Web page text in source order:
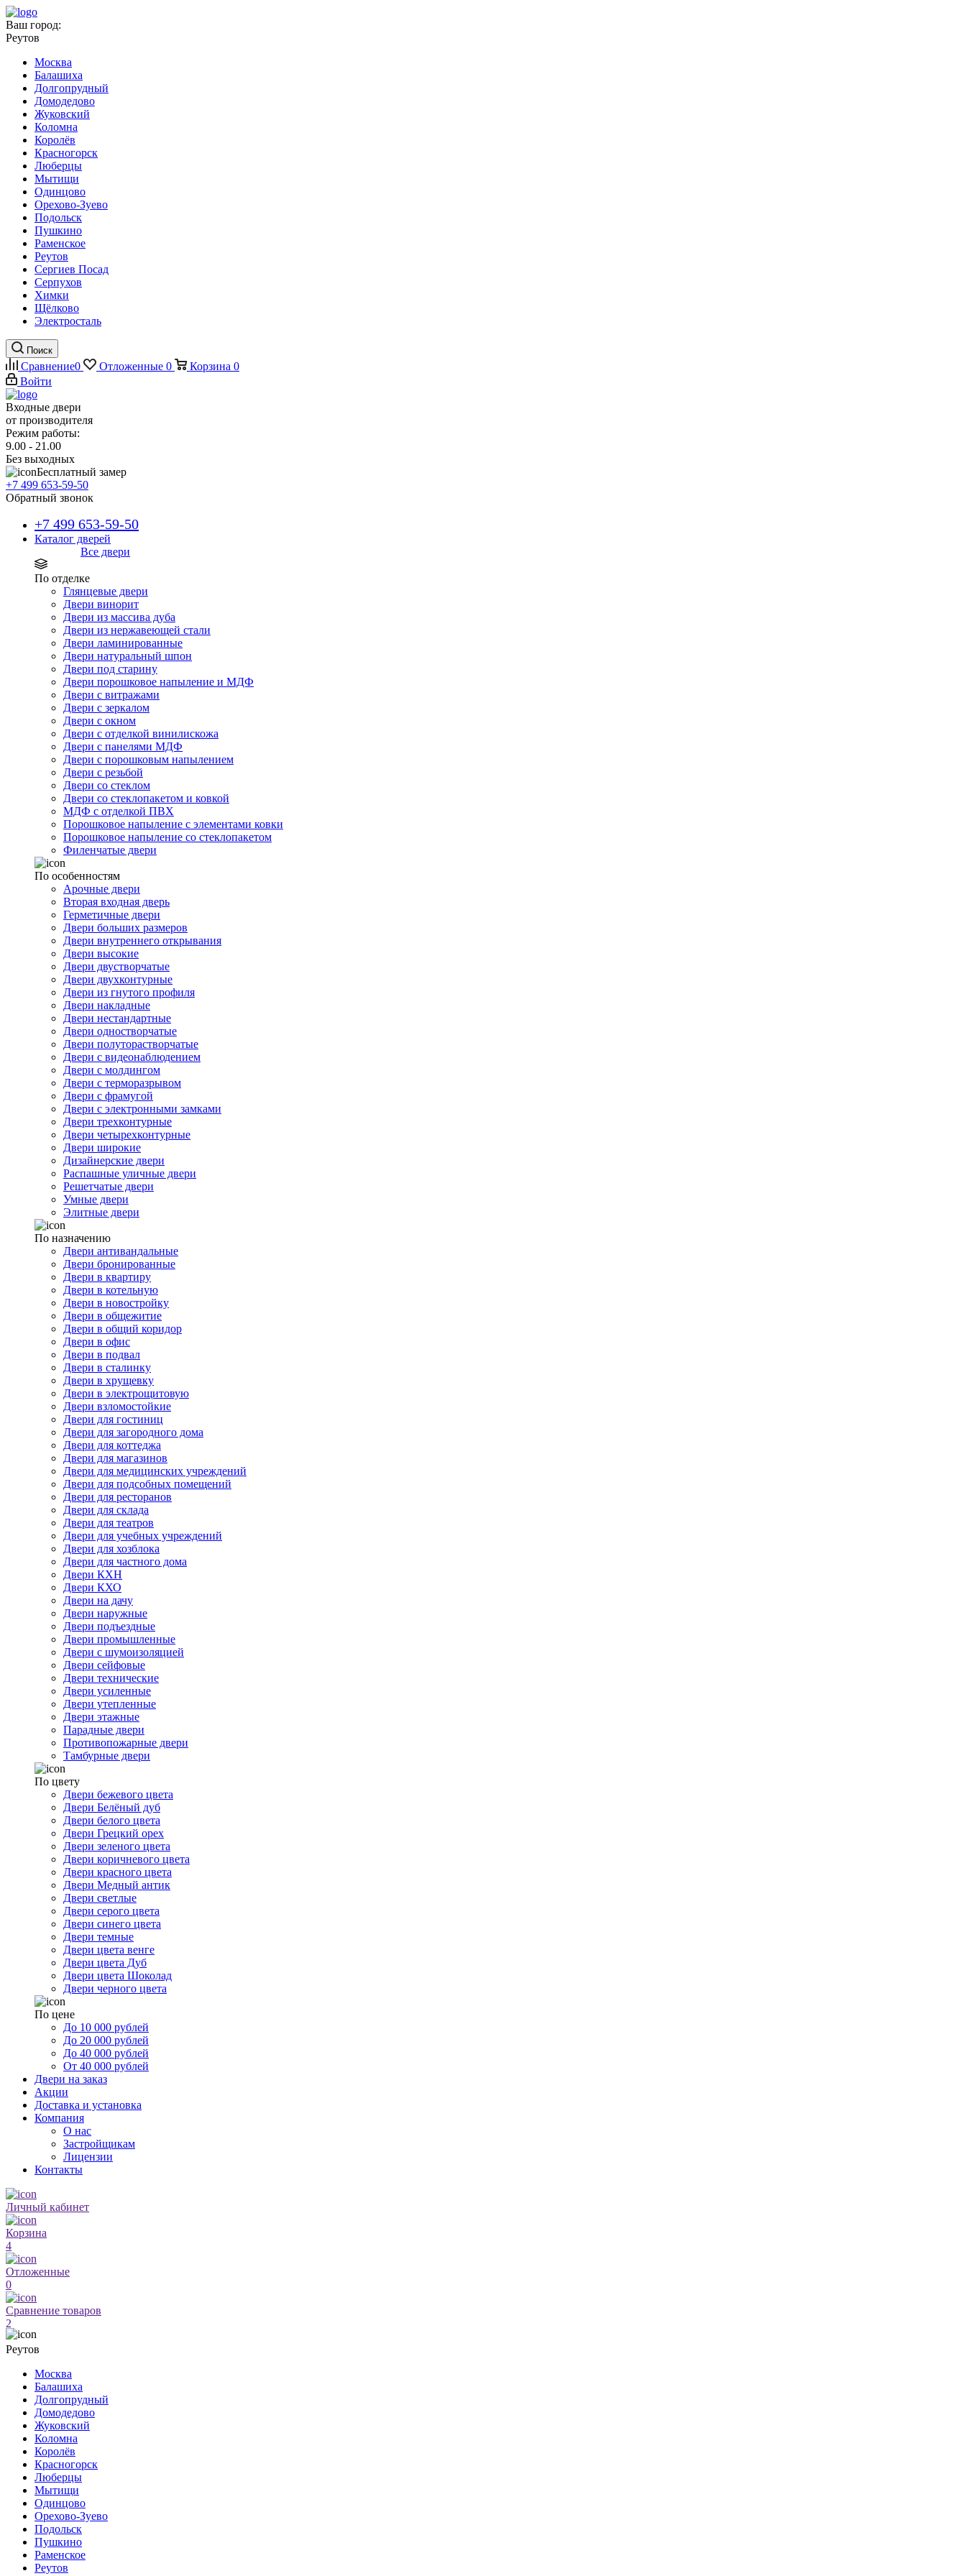
Ваш город:
Реутов
Москва
Балашиха
Долгопрудный
Домодедово
Жуковский
Коломна
Королёв
Красногорск
Люберцы
Мытищи
Одинцово
Орехово-Зуево
Подольск
Пушкино
Раменское
Реутов
Сергиев Посад
Серпухов
Химки
Щёлково
Электросталь
Поиск
Сравнение0 Отложенные 0 Корзина 0
Войти
Входные двери
от производителя
Режим работы:
9.00 - 21.00
Без выходных
Бесплатный замер
+7 499 653-59-50
Обратный звонок
+7 499 653-59-50
Каталог дверей
Все двери
По отделке
Глянцевые двери
Двери винорит
Двери из массива дуба
Двери из нержавеющей стали
Двери ламинированные
Двери натуральный шпон
Двери под старину
Двери порошковое напыление и МДФ
Двери с витражами
Двери с зеркалом
Двери с окном
Двери с отделкой винилискожа
Двери с панелями МДФ
Двери с порошковым напылением
Двери с резьбой
Двери со стеклом
Двери со стеклопакетом и ковкой
МДФ с отделкой ПВХ
Порошковое напыление с элементами ковки
Порошковое напыление со стеклопакетом
Филенчатые двери
По особенностям
Арочные двери
Вторая входная дверь
Герметичные двери
Двери больших размеров
Двери внутреннего открывания
Двери высокие
Двери двустворчатые
Двери двухконтурные
Двери из гнутого профиля
Двери накладные
Двери нестандартные
Двери одностворчатые
Двери полуторастворчатые
Двери с видеонаблюдением
Двери с молдингом
Двери с терморазрывом
Двери с фрамугой
Двери с электронными замками
Двери трехконтурные
Двери четырехконтурные
Двери широкие
Дизайнерские двери
Распашные уличные двери
Решетчатые двери
Умные двери
Элитные двери
По назначению
Двери антивандальные
Двери бронированные
Двери в квартиру
Двери в котельную
Двери в новостройку
Двери в общежитие
Двери в общий коридор
Двери в офис
Двери в подвал
Двери в сталинку
Двери в хрущевку
Двери в электрощитовую
Двери взломостойкие
Двери для гостиниц
Двери для загородного дома
Двери для коттеджа
Двери для магазинов
Двери для медицинских учреждений
Двери для подсобных помещений
Двери для ресторанов
Двери для склада
Двери для театров
Двери для учебных учреждений
Двери для хозблока
Двери для частного дома
Двери КХН
Двери КХО
Двери на дачу
Двери наружные
Двери подъездные
Двери промышленные
Двери с шумоизоляцией
Двери сейфовые
Двери технические
Двери усиленные
Двери утепленные
Двери этажные
Парадные двери
Противопожарные двери
Тамбурные двери
По цвету
Двери бежевого цвета
Двери Белёный дуб
Двери белого цвета
Двери Грецкий орех
Двери зеленого цвета
Двери коричневого цвета
Двери красного цвета
Двери Медный антик
Двери светлые
Двери серого цвета
Двери синего цвета
Двери темные
Двери цвета венге
Двери цвета Дуб
Двери цвета Шоколад
Двери черного цвета
По цене
До 10 000 рублей
До 20 000 рублей
До 40 000 рублей
От 40 000 рублей
Двери на заказ
Акции
Доставка и установка
Компания
О нас
Застройщикам
Лицензии
Контакты
Личный кабинет
Корзина
4
Отложенные
0
Сравнение товаров
2
Реутов
Москва
Балашиха
Долгопрудный
Домодедово
Жуковский
Коломна
Королёв
Красногорск
Люберцы
Мытищи
Одинцово
Орехово-Зуево
Подольск
Пушкино
Раменское
Реутов